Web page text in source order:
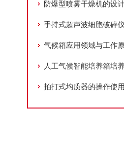
气候箱应用领域与工作
拍打式均质器的操作使